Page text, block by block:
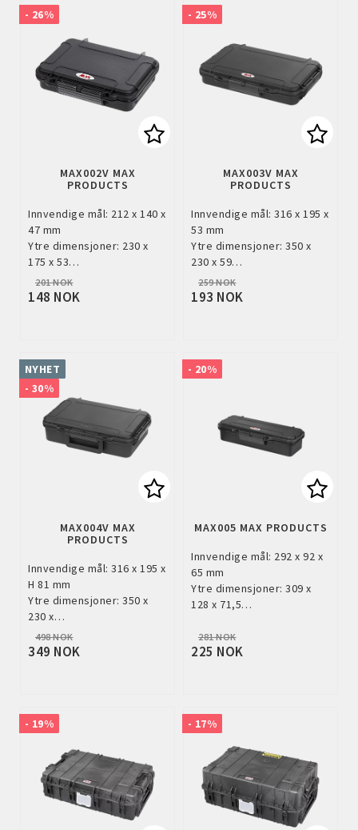
- 26%
Add to list of favorites
MAX002V MAX
PRODUCTS
Innvendige mål: 212 x 140 x
47 mm
Ytre dimensjoner: 230 x
175 x 53…
201 NOK
148 NOK
- 25%
MAX003V MAX
PRODUCTS
Innvendige mål: 316 x 195 x
53 mm
Ytre dimensjoner: 350 x
230 x 59…
259 NOK
193 NOK
NYHET
- 30%
Add to list of favorites
MAX004V MAX
PRODUCTS
Innvendige mål: 316 x 195 x
H 81 mm
Ytre dimensjoner: 350 x
230 x…
498 NOK
349 NOK
- 20%
Add
MAX005 MAX PRODUCTS
Innvendige mål: 292 x 92 x
65 mm
Ytre dimensjoner: 309 x
128 x 71,5…
281 NOK
225 NOK
- 19% - 17%